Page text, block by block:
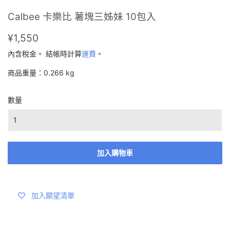
Calbee 卡樂比 薯塊三姊妹 10包入
¥1,550
內含稅金。 結帳時計算運費 。
商品重量：0.266 kg
數量
加入購物車
加入願望清單